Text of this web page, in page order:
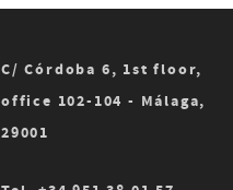
C/ Córdoba 6, 1st floor,
office 102-104 - Málaga,
29001